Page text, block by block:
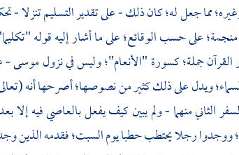
مما جعل له؛ كان ذلك - على تقدير التسليم تنزلا -
منجمة؛ على حسب الوقائع؛ على ما أشار إليه قوله
جملة؛ كسورة "الأنعام"؛ وليس في نزولموسى-
ويدل على ذلك كثير من نصوصها؛ أصرحها أنه
الثاني منهما - ولم يبين كيف يفعل بالعاصي فيه إلا
ووجدوا رجلا يحتطب حطبا يوم السبت؛ فقدمه الذين